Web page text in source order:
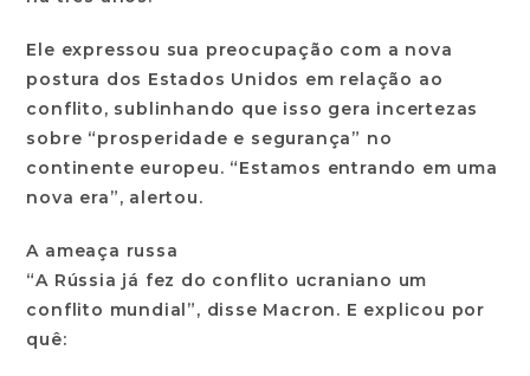
Ele expressou sua preocupação com a nova
postura dos Estados Unidos em relação ao
conflito, sublinhando que isso gera incertezas
sobre “prosperidade e segurança” no
continente europeu. “Estamos entrando em uma
nova era”, alertou.
A ameaça russa
“A Rússia já fez do conflito ucraniano um
conflito mundial”, disse Macron. E explicou por
quê: